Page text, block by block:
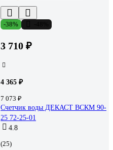
-38%
3 710 ₽
4 365 ₽
7 073 ₽
Счетчик воды ДЕКАСТ ВСКМ 90-
25 72-25-01
4.8
(25)